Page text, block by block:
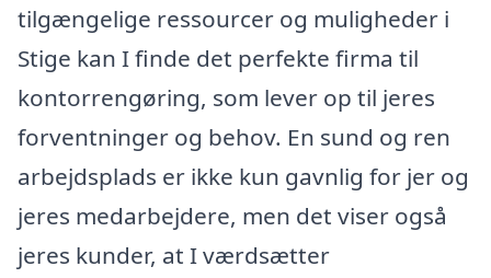
tilgængelige ressourcer og muligheder i
Stige kan I finde det perfekte firma til
kontorrengøring, som lever op til jeres
forventninger og behov. En sund og ren
arbejdsplads er ikke kun gavnlig for jer og
jeres medarbejdere, men det viser også
jeres kunder, at I værdsætter